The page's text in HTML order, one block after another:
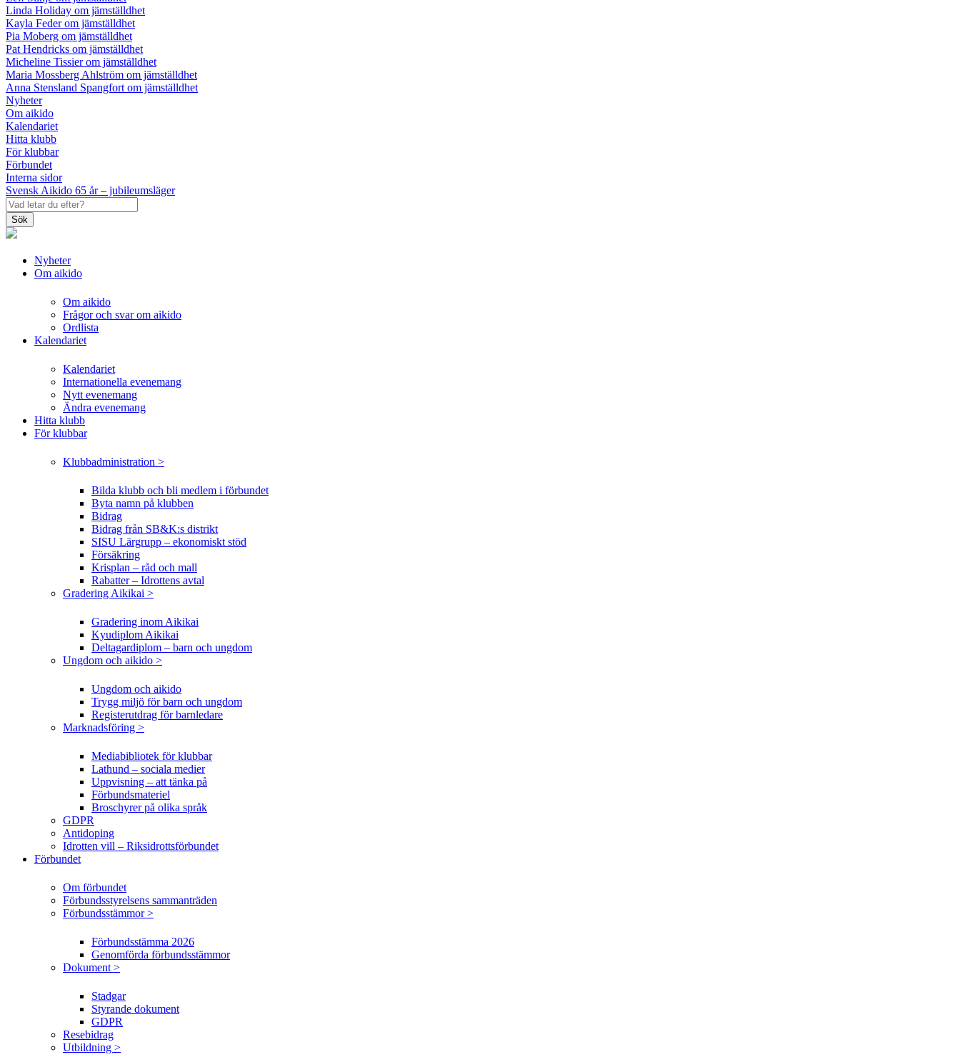
Linda Holiday om jämställdhet
Kayla Feder om jämställdhet
Pia Moberg om jämställdhet
Pat Hendricks om jämställdhet
Micheline Tissier om jämställdhet
Maria Mossberg Ahlström om jämställdhet
Anna Stensland Spangfort om jämställdhet
Nyheter
Om aikido
Kalendariet
Hitta klubb
För klubbar
Förbundet
Interna sidor
Svensk Aikido 65 år – jubileumsläger
Sök
Nyheter
Om aikido
Om aikido
Frågor och svar om aikido
Ordlista
Kalendariet
Kalendariet
Internationella evenemang
Nytt evenemang
Ändra evenemang
Hitta klubb
För klubbar
Klubbadministration >
Bilda klubb och bli medlem i förbundet
Byta namn på klubben
Bidrag
Bidrag från SB&K:s distrikt
SISU Lärgrupp – ekonomiskt stöd
Försäkring
Krisplan – råd och mall
Rabatter – Idrottens avtal
Gradering Aikikai >
Gradering inom Aikikai
Kyudiplom Aikikai
Deltagardiplom – barn och ungdom
Ungdom och aikido >
Ungdom och aikido
Trygg miljö för barn och ungdom
Registerutdrag för barnledare
Marknadsföring >
Mediabibliotek för klubbar
Lathund – sociala medier
Uppvisning – att tänka på
Förbundsmateriel
Broschyrer på olika språk
GDPR
Antidoping
Idrotten vill – Riksidrottsförbundet
Förbundet
Om förbundet
Förbundsstyrelsens sammanträden
Förbundsstämmor >
Förbundsstämma 2026
Genomförda förbundsstämmor
Dokument >
Stadgar
Styrande dokument
GDPR
Resebidrag
Utbildning >